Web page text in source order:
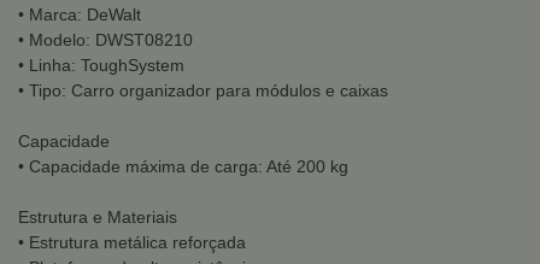
• Marca: DeWalt
• Modelo: DWST08210
• Linha: ToughSystem
• Tipo: Carro organizador para módulos e caixas
Capacidade
• Capacidade máxima de carga: Até 200 kg
Estrutura e Materiais
• Estrutura metálica reforçada